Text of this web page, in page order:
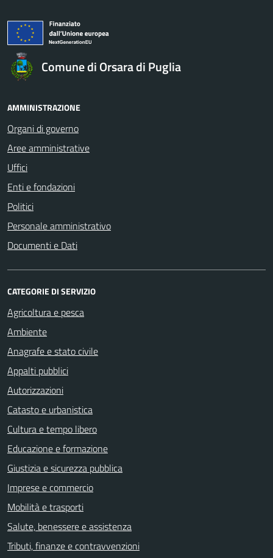
Comune di Orsara di Puglia
AMMINISTRAZIONE
Organi di governo
Aree amministrative
Uffici
Enti e fondazioni
Politici
Personale amministrativo
Documenti e Dati
CATEGORIE DI SERVIZIO
Agricoltura e pesca
Ambiente
Anagrafe e stato civile
Appalti pubblici
Autorizzazioni
Catasto e urbanistica
Cultura e tempo libero
Educazione e formazione
Giustizia e sicurezza pubblica
Imprese e commercio
Mobilità e trasporti
Salute, benessere e assistenza
Tributi, finanze e contravvenzioni